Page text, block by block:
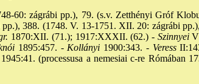
60: zágrábi pp.), 79. (s.v. Zetthényi Gróf
388. (1748. V. 13-1751. XII. 20: zágrábi
1870:XII. (71.); 1917:XXXII. (62.) - Szinnyei
1895:457. -Kollányi 1900:343. -Veress
(processusa a nemesiai c-re Rómában